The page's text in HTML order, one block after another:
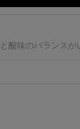
味のバランス